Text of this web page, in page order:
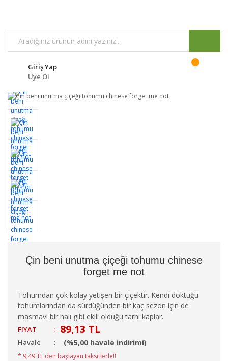
Giriş Yap
Üye Ol
Çin beni unutma çiçeği tohumu chinese
forget me not
Tohumdan çok kolay yetişen bir çiçektir. Kendi döktüğü
tohumlarından da sürdüğünden bir kaç sezon için de
masmavi bir halı gibi ekili olduğu tarhı kaplar.
FIYAT : 89,13 TL
Havale (%5,00 havale indirimi)
* 9,49 TL den başlayan taksitlerle!!